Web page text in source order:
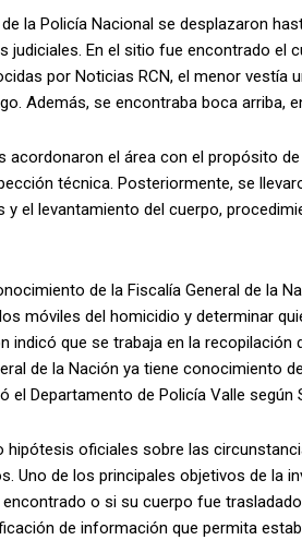
la Policía Nacional se desplazaron
judiciales. En el sitio fue encontrado el
por Noticias RCN, el menor vestía
Además, se encontraba boca arriba,
el área con el propósito
técnica. Posteriormente, se
el levantamiento del cuerpo,
de la Fiscalía General de la
móviles del homicidio y determinar
indicó que se trabaja en la recopilación
de la Nación ya tiene conocimiento
Departamento de Policía Valle según
oficiales sobre las
Uno de los principales objetivos de la
o si su cuerpo fue
de información que permita